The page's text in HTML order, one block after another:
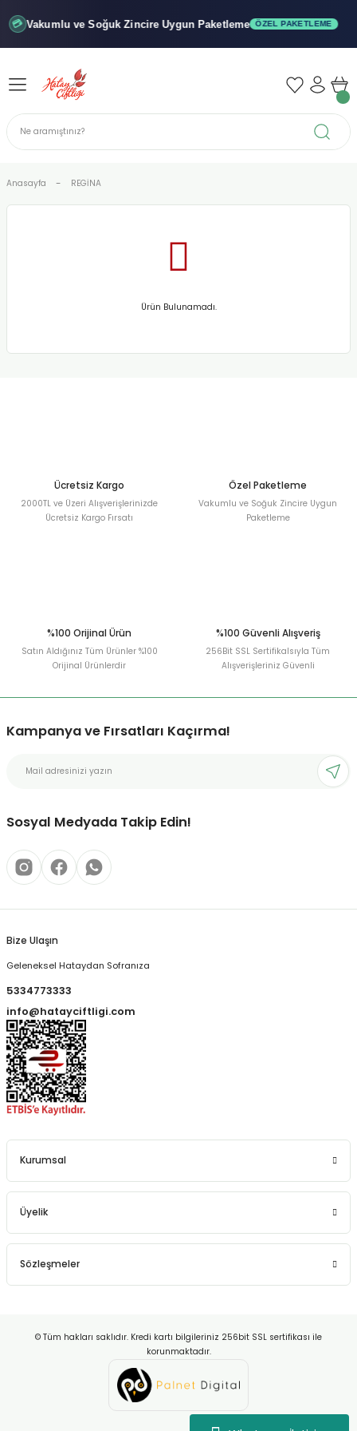
💳 Vakumlu ve SoğukZincire Uygun Paketleme ÖZEL PAKETLEME
Geri Dön
Geri Dön
Geri Dön
Anasayfa REGİNA
Ürün Bulunamadı.
Ücretsiz Kargo
2000TL ve Üzeri Alışverişlerinizde
Ücretsiz Kargo Fırsatı
Özel Paketleme
Vakumlu ve Soğuk Zincire Uygun
Paketleme
%100 Orijinal Ürün
Satın Aldığınız Tüm Ürünler %100
Orijinal Ürünlerdir
%100 Güvenli Alışveriş
256Bit SSL Sertifikalsıyla Tüm
Alışverişleriniz Güvenli
Kampanya ve Fırsatları Kaçırma!
Sosyal Medyada Takip Edin!
Bize Ulaşın
Geleneksel Hataydan Sofranıza
5334773333
info@hatayciftligi.com
Kurumsal
Üyelik
Sözleşmeler
© Tüm hakları saklıdır. Kredi kartı bilgileriniz 256bit SSL sertifikası ile
korunmaktadır.